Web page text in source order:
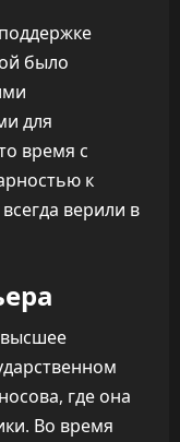
было
для
время с
к
верили в
высшее
где она
Во время